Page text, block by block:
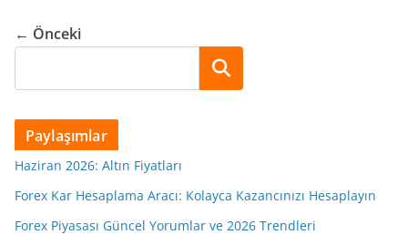
← Önceki
Ara
Paylaşımlar
Haziran 2026: Altın Fiyatları
Forex Kar Hesaplama Aracı: Kolayca Kazancınızı Hesaplayın
Forex Piyasası Güncel Yorumlar ve 2026 Trendleri